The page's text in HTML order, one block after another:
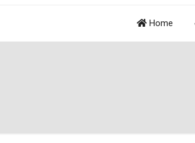
Home